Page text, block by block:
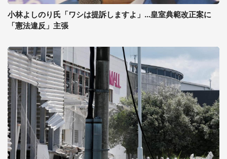
小林よしのり氏「ワシは提訴しますよ」...皇室典範改正案に
「憲法違反」主張